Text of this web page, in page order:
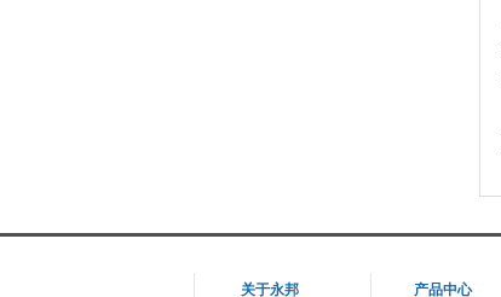
关于永邦
产品中心